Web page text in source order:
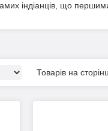
індіанців, що